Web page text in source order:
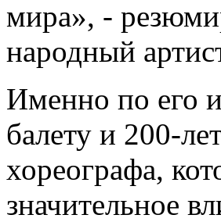
мира», -
народный
Именно по его
балету и 200-
хореографа,
значительное